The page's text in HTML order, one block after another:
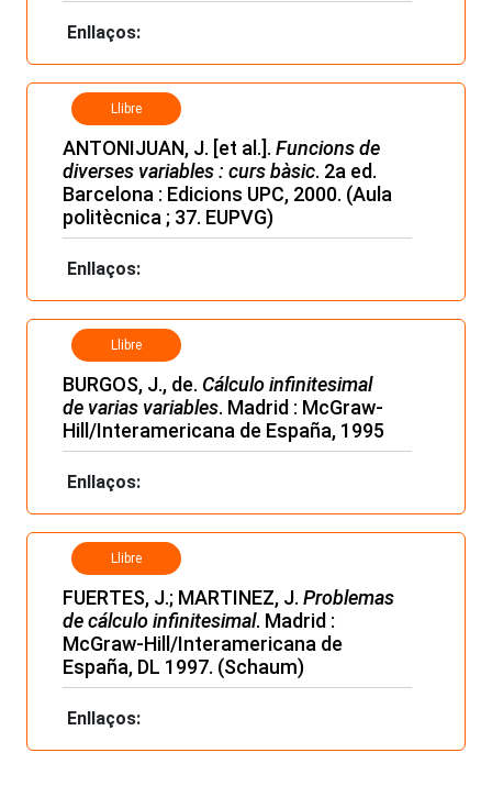
Enllaços:
Llibre
ANTONIJUAN, J. [et al.]. Funcions de
diverses variables : curs bàsic. 2a ed.
Barcelona : Edicions UPC, 2000. (Aula
politècnica ; 37. EUPVG)
Enllaços:
Llibre
BURGOS, J., de. Cálculo infinitesimal
de varias variables. Madrid : McGraw-
Hill/Interamericana de España, 1995
Enllaços:
Llibre
FUERTES, J.; MARTINEZ, J. Problemas
de cálculo infinitesimal. Madrid :
McGraw-Hill/Interamericana de
España, DL 1997. (Schaum)
Enllaços: